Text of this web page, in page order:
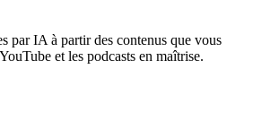
par IA à partir des contenus que vous
et les podcasts en maîtrise.